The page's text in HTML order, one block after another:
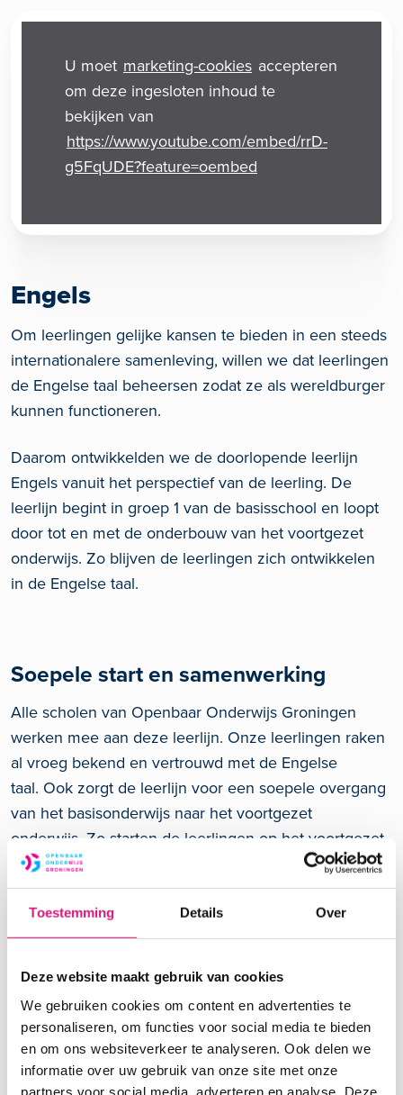
Toestemming Details Over
Deze website maakt gebruik van cookies
We gebruiken cookies om content en advertenties te
personaliseren, om functies voor social media te bieden
en om ons websiteverkeer te analyseren. Ook delen we
informatie over uw gebruik van onze site met onze
partners voor social media, adverteren en analyse. Deze
U moet marketing-cookies accepteren
om deze ingesloten inhoud te
bekijken van
https://www.youtube.com/embed/rrD-
g5FqUDE?feature=oembed
Engels
Om leerlingen gelijke kansen te bieden in een steeds
internationalere samenleving, willen we dat leerlingen
de Engelse taal beheersen zodat ze als wereldburger
kunnen functioneren.
Daarom ontwikkelden we de doorlopende leerlijn
Engels vanuit het perspectief van de leerling. De
leerlijn begint in groep 1 van de basisschool en loopt
door tot en met de onderbouw van het voortgezet
onderwijs. Zo blijven de leerlingen zich ontwikkelen
in de Engelse taal.
Soepele start en samenwerking
Alle scholen van Openbaar Onderwijs Groningen
werken mee aan deze leerlijn. Onze leerlingen raken
al vroeg bekend en vertrouwd met de Engelse
taal. Ook zorgt de leerlijn voor een soepele overgang
van het basisonderwijs naar het voortgezet
onderwijs. Zo starten de leerlingen op het voortgezet
onderwijs met de juiste bagage en pakken zij na
groep 8 de draad soepel weer op.
Bovendien, door de samenwerking tussen het
scholen gebruik van elkaars expertise en leren we
van elkaar.